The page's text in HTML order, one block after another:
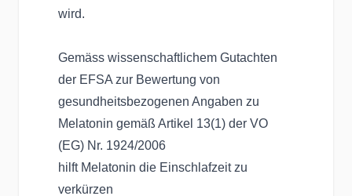
wird.
Gemäss wissenschaftlichem Gutachten
der EFSA zur Bewertung von
gesundheitsbezogenen Angaben zu
Melatonin gemäß Artikel 13(1) der VO
(EG) Nr. 1924/2006
hilft Melatonin die Einschlafzeit zu
verkürzen